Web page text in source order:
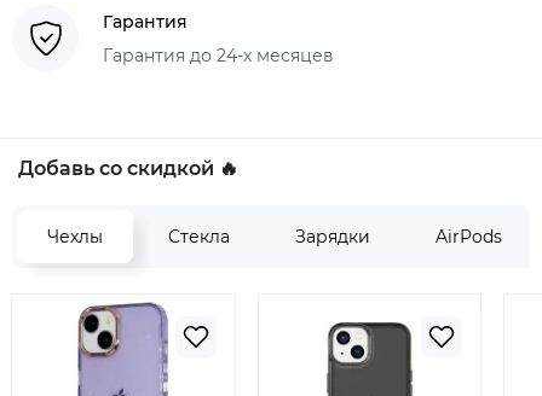
Гарантия
Гарантия до 24-х месяцев
Добавь со скидкой 🔥
Чехлы Стекла Зарядки AirPods